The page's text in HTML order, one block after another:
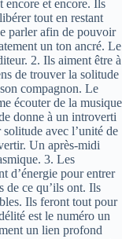
encore et encore. Ils
tout en restant
parler afin de pouvoir
un ton ancré. Le
2. Ils aiment être à
de trouver la solitude
compagnon. Le
écouter de la musique
donne à un introverti
avec l’unité de
Un après-midi
3. Les
d’énergie pour entrer
de ce qu’ils ont. Ils
Ils feront tout pour
est le numéro un
un lien profond